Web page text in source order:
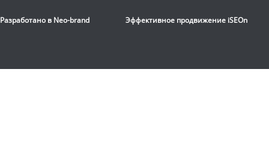
Разработано в Neo-brand Эффективное продвижение iSEOn